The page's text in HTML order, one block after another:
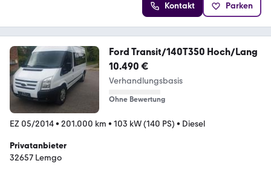
Kontakt Parken
Ford Transit/140T350 Hoch/Lang
10.490 €
Verhandlungsbasis
Ohne Bewertung
EZ 05/2014• 201.000 km • 103 kW (140 PS) • Diesel
Privatanbieter
32657 Lemgo